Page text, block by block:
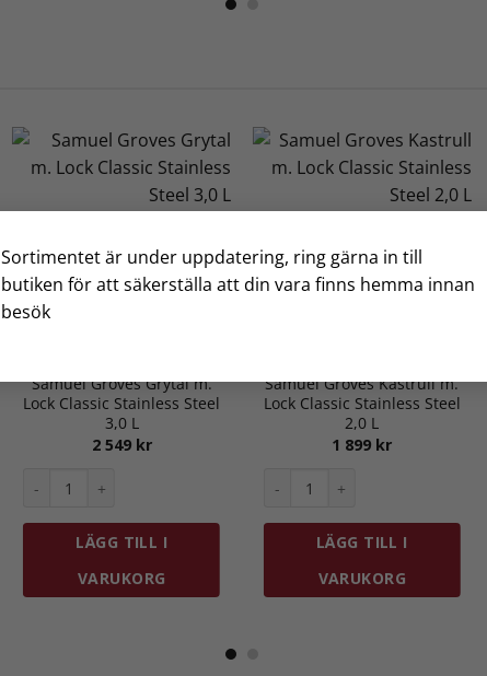
Sortimentet är under uppdatering, ring gärna in till
butiken för att säkerställa att din vara finns hemma innan
besök
Samuel Groves Grytal m.
Lock Classic Stainless Steel
3,0 L
2 549 kr
LÄGG TILL I
VARUKORG
Samuel Groves Kastrull m.
Lock Classic Stainless Steel
2,0 L
1 899 kr
LÄGG TILL I
VARUKORG